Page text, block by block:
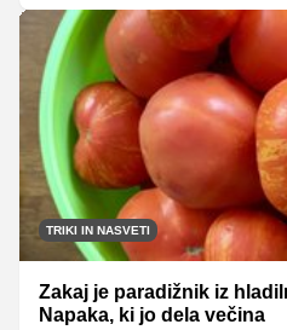
TRIKI IN NASVETI
Zakaj je paradižnik iz
Napaka, ki jo dela večina